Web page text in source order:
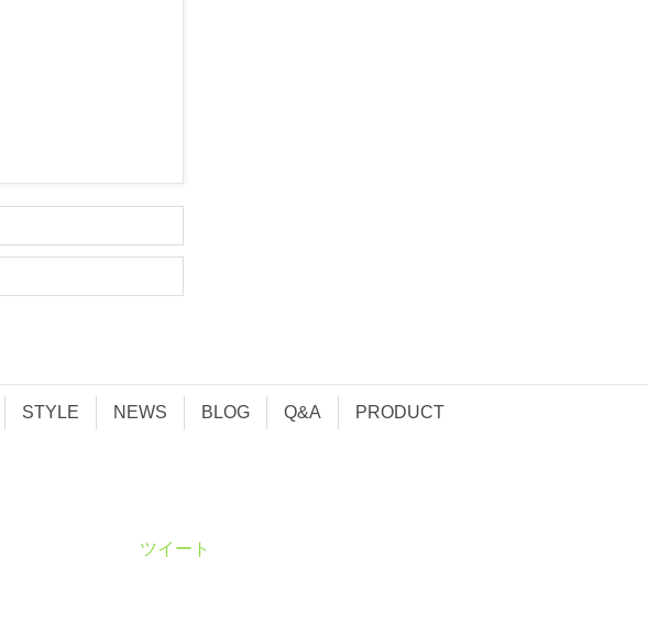
STYLE NEWS BLOG Q&A PRODUCT
ツイート